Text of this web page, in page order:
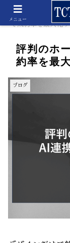
ホーム
で成約率を最大化
評判のホ
約率を最
ブログ
メニュー